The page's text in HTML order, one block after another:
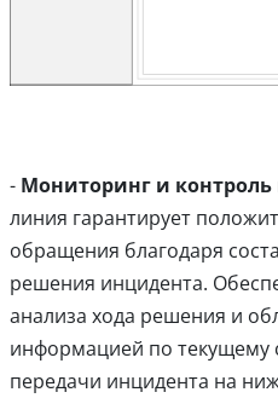
- Мониторинг и
линия гарантирует
обращения благодаря
решения инцидента.
анализа хода решения и
информацией по текущему
передачи инцидента на